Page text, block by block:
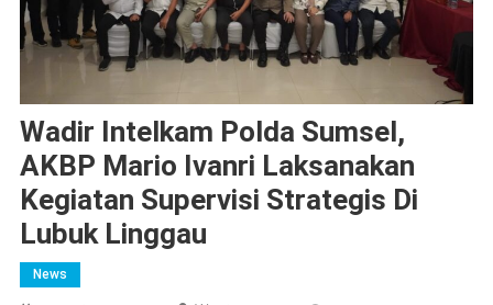
Wadir Intelkam Polda Sumsel,
AKBP Mario Ivanri Laksanakan
Kegiatan Supervisi Strategis Di
Lubuk Linggau
News